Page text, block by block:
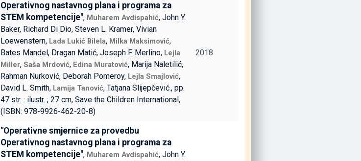
Operativnog nastavnog plana i programa za
STEM kompetencije", Muharem Avdispahić, John Y.
Baker, Richard Di Dio, Steven L. Kramer, Vivian
Loewenstern, Lada Lukić Bilela, Milka Maksimović,
Bates Mandel, Dragan Matić, Joseph F. Merlino, Lejla
Miller,Saša Mrdović, Edina Muratović, Marija Naletilić,
Rahman Nurković, Deborah Pomeroy, Lejla Smajlović,
David L. Smith, Lamija Tanović, Tatjana Slijepčević., pp.
47 str. : ilustr. ; 27 cm, Save the Children International,
(ISBN: 978-9926-462-20-8)
2018
"Operativne smjernice za provedbu
Operativnog nastavnog plana i programa za
STEM kompetencije", Muharem Avdispahić, John Y.